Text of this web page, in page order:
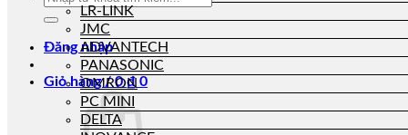
kiếm:
Đăng nhập
Giỏ hàng /0₫ 0
LR-LINK
JMC
ADVANTECH
PANASONIC
OMRON
PC MINI
DELTA